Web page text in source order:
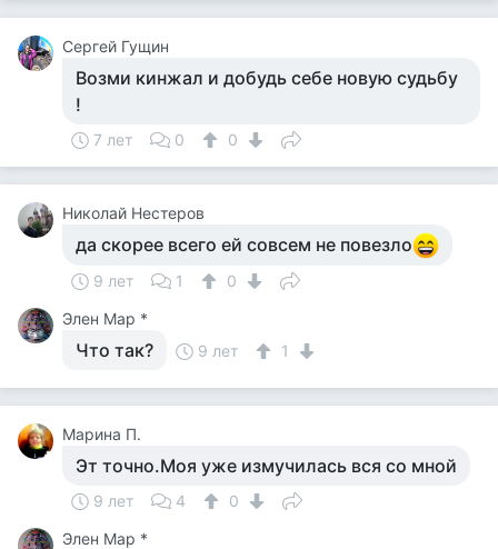
Сергей Гущин
Возми кинжал и добудь себе новую судьбу
!
7 лет 0 0
Николай Нестеров
да скорее всего ей совсем не повезло
9 лет 1
0
Элен Мар *
Что так? 9 лет 1
Марина П.
Эт точно.Моя уже измучилась вся со мной
9 лет 4
0
Элен Мар *